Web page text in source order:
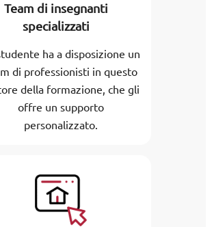
Team di insegnanti
specializzati
ha a disposizione un
di professionisti in questo
della formazione, che gli
offre un supporto
personalizzato.